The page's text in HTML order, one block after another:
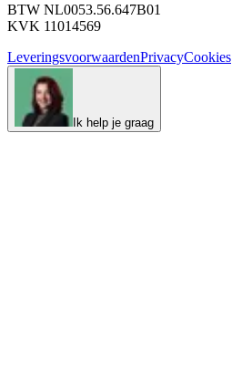
BTW NL0053.56.647B01
KVK 11014569
LeveringsvoorwaardenPrivacyCookies
Ik help je graag